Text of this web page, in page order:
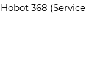
368 (Service